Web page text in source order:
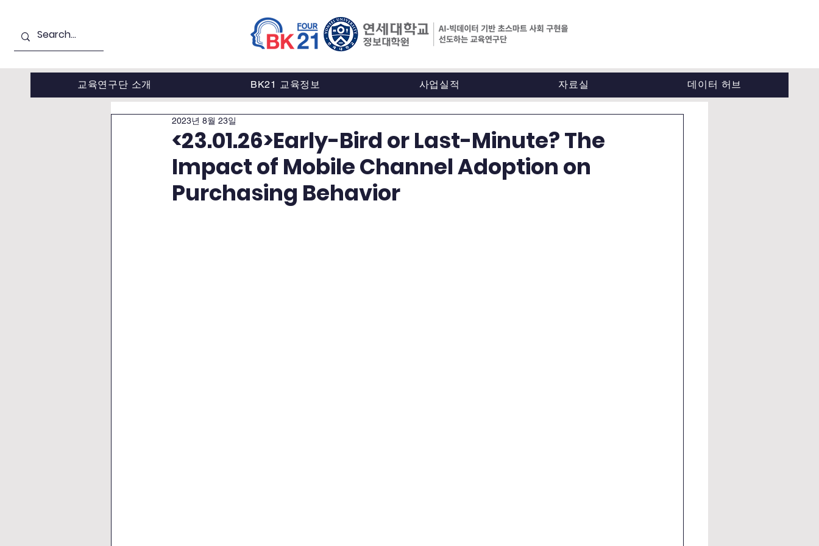
교육연구단 소개 BK21 교육정보 사업실적 자료실 데이터 허브
<23.01.26>Early-Bird or Last-Minute? The
Impact of Mobile Channel Adoption on
Purchasing Behavior
2023년 8월 23일